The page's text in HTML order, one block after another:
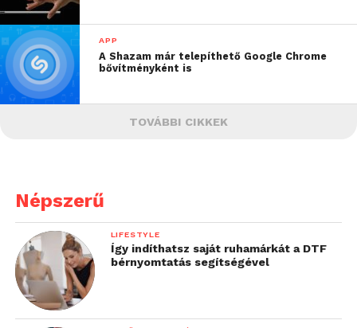
APP
A Shazam már telepíthető Google Chrome
bővítményként is
TOVÁBBI CIKKEK
Népszerű
LIFESTYLE
Így indíthatsz saját ruhamárkát a DTF
bérnyomtatás segítségével